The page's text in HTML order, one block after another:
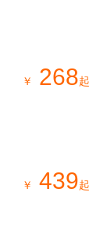
￥ 268起
￥ 439起